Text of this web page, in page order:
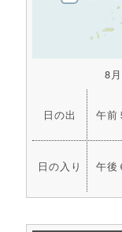
8
日の出 午前
日の入り 午後